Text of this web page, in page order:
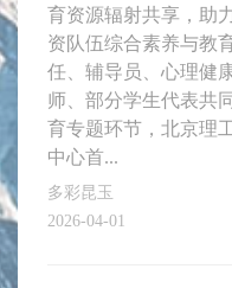
育资源辐射共享，助
资队伍综合素养与教
任、辅导员、心理健
师、部分学生代表共
育专题环节，北京理
中心首...
多彩昆玉
2026-04-01